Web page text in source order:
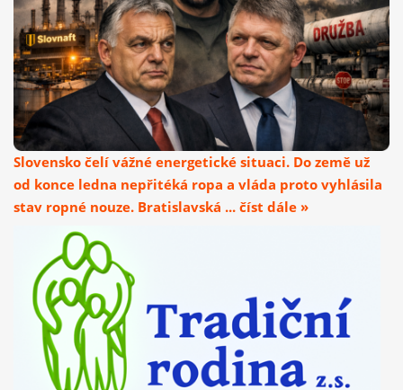
Slovensko čelí vážné energetické situaci. Do země už
od konce ledna nepřitéká ropa a vláda proto vyhlásila
stav ropné nouze. Bratislavská ... číst dále »